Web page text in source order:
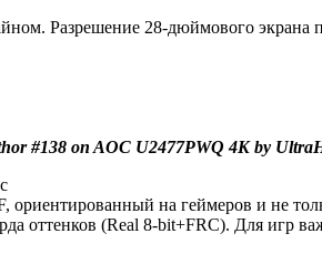
Разрешение 28-дюймового экрана
#138 on AOC U2477PWQ 4K by
ориентированный на геймеров и не
оттенков (Real 8-bit+FRC). Для игр